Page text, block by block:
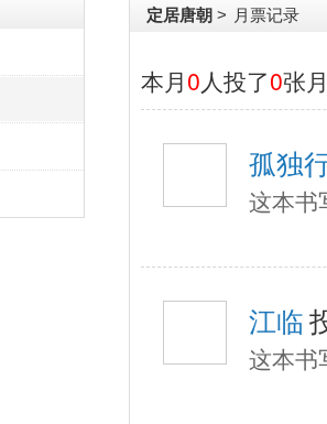
定居唐朝 > 月票记录
本月0人投了0张
孤独
这本书
江临
这本书